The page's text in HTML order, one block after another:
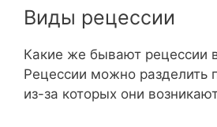
Виды рецессии
Какие же бывают рецессии
Рецессии можно разделить
из-за которых они